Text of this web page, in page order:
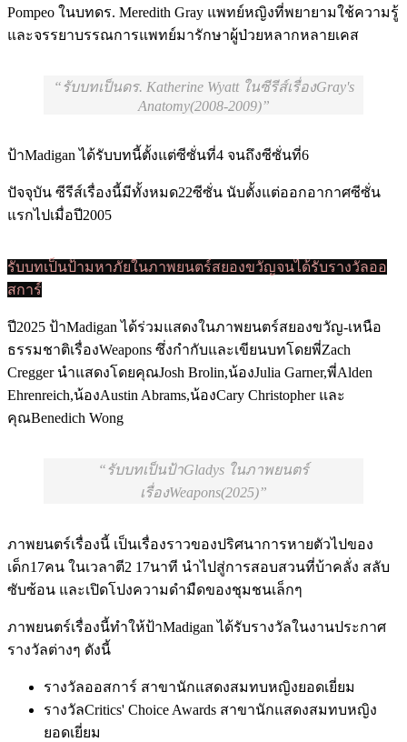
Pompeo ในบทดร. Meredith Gray แพทย์หญิงที่พยายามใช้ความรู้
และจรรยาบรรณการแพทย์มารักษาผู้ป่วยหลากหลายเคส
รับบทเป็นดร. Katherine Wyatt ในซีรีส์เรื่องGray's
Anatomy(2008-2009)
ป้าMadigan ได้รับบทนี้ตั้งแต่ซีซั่นที่4 จนถึงซีซั่นที่6
ปัจจุบัน ซีรีส์เรื่องนี้มีทั้งหมด22ซีซั่น นับตั้งแต่ออกอากาศซีซั่น
แรกไปเมื่อปี2005
รับบทเป็นป้ามหาภัยในภาพยนตร์สยองขวัญจนได้รับรางวัลออ
สการ์
ปี2025 ป้าMadigan ได้ร่วมแสดงในภาพยนตร์สยองขวัญ-เหนือ
ธรรมชาติเรื่องWeapons ซึ่งกำกับและเขียนบทโดยพี่Zach
Cregger นำแสดงโดยคุณJosh Brolin,น้องJulia Garner,พี่Alden
Ehrenreich,น้องAustin Abrams,น้องCary Christopher และ
คุณBenedich Wong
รับบทเป็นป้าGladys ในภาพยนตร์
เรื่องWeapons(2025)
ภาพยนตร์เรื่องนี้ เป็นเรื่องราวของปริศนาการหายตัวไปของ
เด็ก17คน ในเวลาตี2 17นาที นำไปสู่การสอบสวนที่บ้าคลั่ง สลับ
ซับซ้อน และเปิดโปงความดำมืดของชุมชนเล็กๆ
ภาพยนตร์เรื่องนี้ทำให้ป้าMadigan ได้รับรางวัลในงานประกาศ
รางวัลต่างๆ ดังนี้
รางวัลออสการ์ สาขานักแสดงสมทบหญิงยอดเยี่ยม
รางวัลCritics' Choice Awards สาขานักแสดงสมทบหญิง
ยอดเยี่ยม